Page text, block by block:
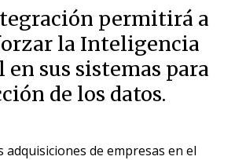
permitirá a
la Inteligencia
sus sistemas para
de los datos.
adquisiciones de empresas en el